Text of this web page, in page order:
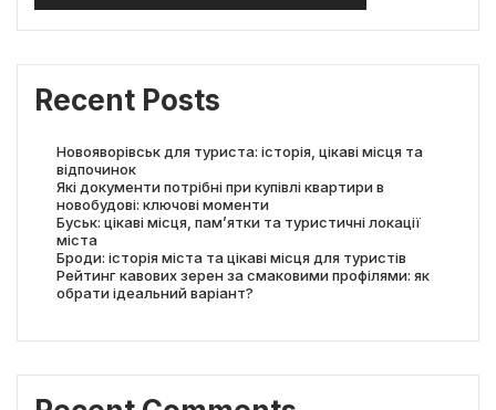
Recent Posts
Новояворівськ для туриста: історія, цікаві місця та
відпочинок
Які документи потрібні при купівлі квартири в
новобудові: ключові моменти
Буськ: цікаві місця, пам’ятки та туристичні локації
міста
Броди: історія міста та цікаві місця для туристів
Рейтинг кавових зерен за смаковими профілями: як
обрати ідеальний варіант?